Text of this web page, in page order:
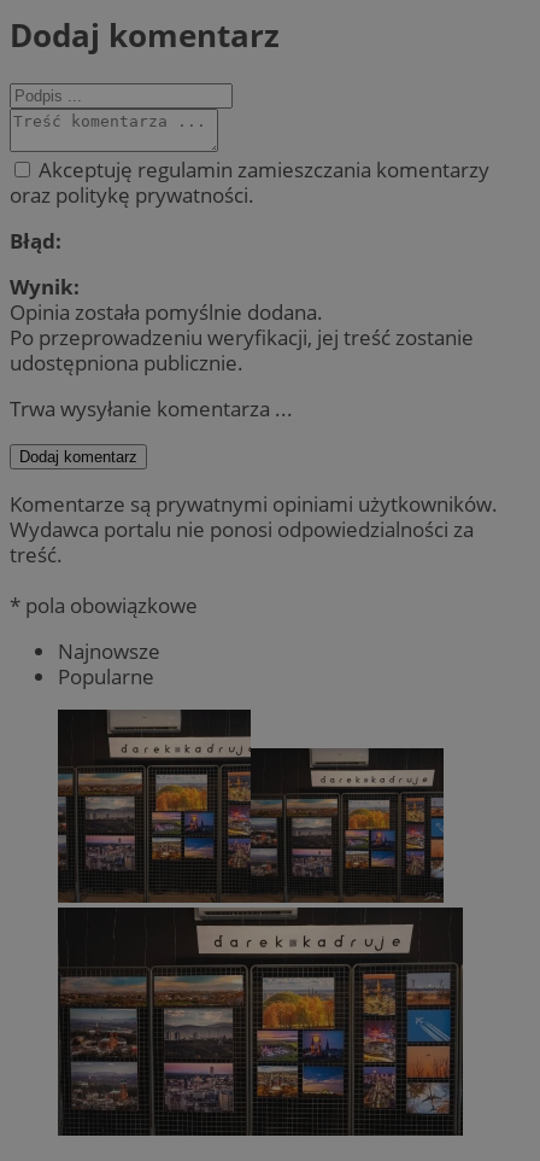
Dodaj komentarz
Akceptuję regulamin zamieszczania komentarzy
oraz politykę prywatności.
Błąd:
Wynik:
Opinia została pomyślnie dodana.
Po przeprowadzeniu weryfikacji, jej treść zostanie
udostępniona publicznie.
Trwa wysyłanie komentarza ...
Dodaj komentarz
Komentarze są prywatnymi opiniami użytkowników.
Wydawca portalu nie ponosi odpowiedzialności za
treść.
* pola obowiązkowe
Najnowsze
Popularne